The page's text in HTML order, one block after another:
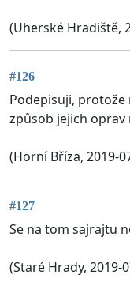
(Uherské Hradiště,
#126
Podepisuji,
způsob jejich oprav
(Horní Bříza, 2019-
#127
Se na tom sajrajtu
(Staré Hrady, 2019-